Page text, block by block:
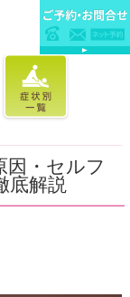
因・セルフ
底解説